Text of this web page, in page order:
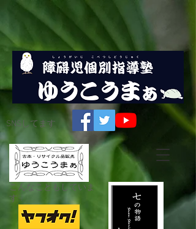
SNSしてます
こんなこともしていま
す☟